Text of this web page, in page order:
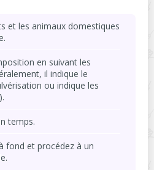
et les animaux domestiques
en suivant les
il indique le
ou indique les
temps.
fond et procédez à un